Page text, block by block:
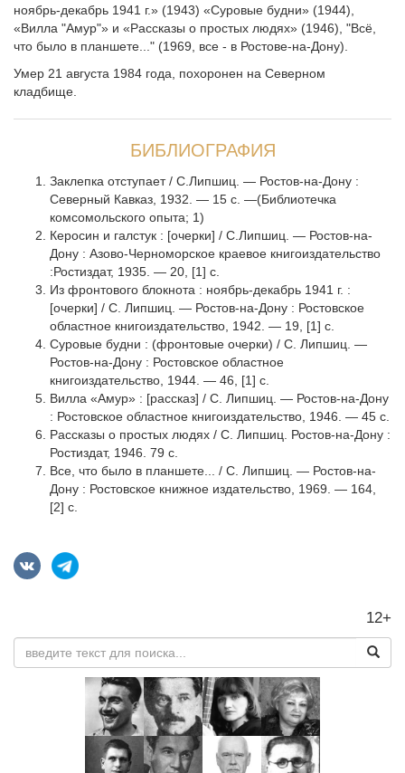
ноябрь-декабрь 1941 г.» (1943) «Суровые будни» (1944),
«Вилла "Амур"» и «Рассказы о простых людях» (1946), "Всё,
что было в планшете..." (1969, все ‑ в Ростове-на-Дону).
Умер 21 августа 1984 года, похоронен на Северном
кладбище.
БИБЛИОГРАФИЯ
Заклепка отступает / С.Липшиц. — Ростов-на-Дону :
Северный Кавказ, 1932. — 15 с. —(Библиотечка
комсомольского опыта; 1)
Керосин и галстук : [очерки] / С.Липшиц. — Ростов-на-
Дону : Азово-Черноморское краевое книгоиздательство
:Ростиздат, 1935. — 20, [1] с.
Из фронтового блокнота : ноябрь-декабрь 1941 г. :
[очерки] / С. Липшиц. — Ростов-на-Дону : Ростовское
областное книгоиздательство, 1942. — 19, [1] с.
Суровые будни : (фронтовые очерки) / С. Липшиц. —
Ростов-на-Дону : Ростовское областное
книгоиздательство, 1944. — 46, [1] с.
Вилла «Амур» : [рассказ] / С. Липшиц. — Ростов-на-Дону
: Ростовское областное книгоиздательство, 1946. — 45 с.
Рассказы о простых людях / С. Липшиц. Ростов-на-Дону :
Ростиздат, 1946. 79 с.
Все, что было в планшете... / С. Липшиц. — Ростов-на-
Дону : Ростовское книжное издательство, 1969. — 164,
[2] с.
12+